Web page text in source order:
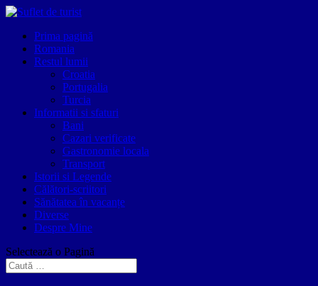
Prima pagină
Romania
Restul lumii
Croatia
Portugalia
Turcia
Informatii si sfaturi
Bani
Cazari verificate
Gastronomie locala
Transport
Istorii si Legende
Călători-scriitori
Sănătatea în vacanțe
Diverse
Despre Mine
Selectează o Pagină